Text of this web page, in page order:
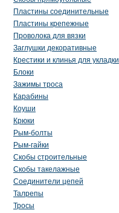
Пластины соединительные
Пластины крепежные
Проволока для вязки
Заглушки декоративные
Крестики и клинья для укладки
Блоки
Зажимы троса
Карабины
Коуши
Крюки
Рым-болты
Рым-гайки
Скобы строительные
Скобы такелажные
Соединители цепей
Талрепы
Тросы